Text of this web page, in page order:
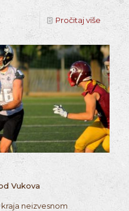
Pročitaj više
Vukova
neizvesnom